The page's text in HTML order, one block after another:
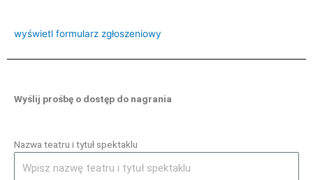
wyświetl formularz zgłoszeniowy
Wyślij prośbę o dostęp do nagrania
Nazwa teatru i tytuł spektaklu